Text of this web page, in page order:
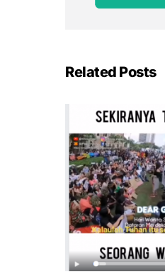
Related Posts